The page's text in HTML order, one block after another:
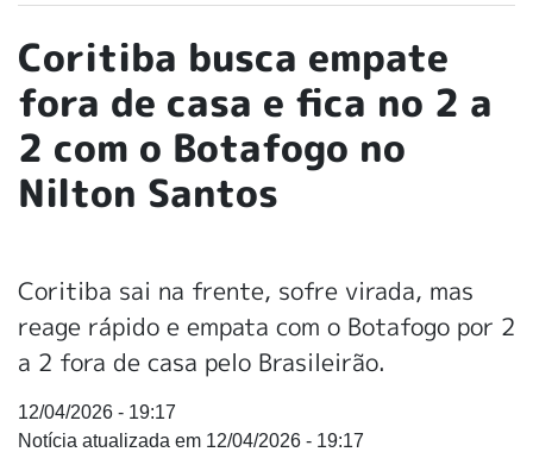
Coritiba busca empate
fora de casa e fica no 2 a
2 com o Botafogo no
Nilton Santos
Coritiba sai na frente, sofre virada, mas
reage rápido e empata com o Botafogo por 2
a 2 fora de casa pelo Brasileirão.
12/04/2026 - 19:17
12/04/2026 - 19:17